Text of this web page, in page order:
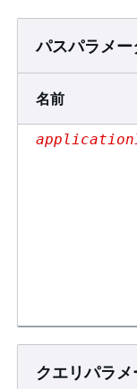
パスパラメー
名前
クエリパラメ